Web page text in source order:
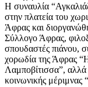
Η συναυλία
στην πλατεία του
Άφρας και
Σύλλογο Άφρας,
σπουδαστές πιάνου,
χορωδία της Άφρας
Λαμποβίτισσα”, αλλά
κοινωνικής μέριμνας